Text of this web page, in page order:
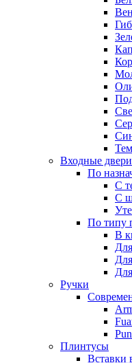
Входные двери
По
С
С
По типу
В
Ручки
Плинтусы
Вставки